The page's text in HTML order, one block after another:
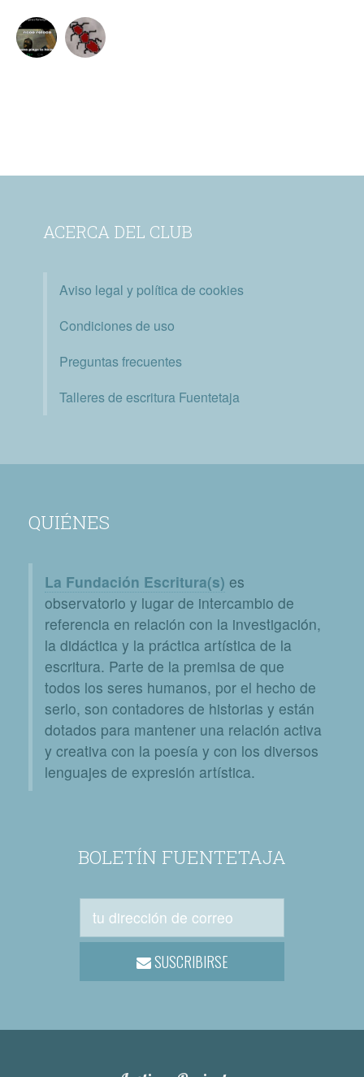
ACERCA DEL CLUB
Aviso legal y política de cookies
Condiciones de uso
Preguntas frecuentes
Talleres de escritura Fuentetaja
QUIÉNES
La Fundación Escritura(s) es
observatorio y lugar de intercambio de
referencia en relación con la investigación,
la didáctica y la práctica artística de la
escritura. Parte de la premisa de que
todos los seres humanos, por el hecho de
serlo, son contadores de historias y están
dotados para mantener una relación activa
y creativa con la poesía y con los diversos
lenguajes de expresión artística.
BOLETÍN FUENTETAJA
SUSCRIBIRSE